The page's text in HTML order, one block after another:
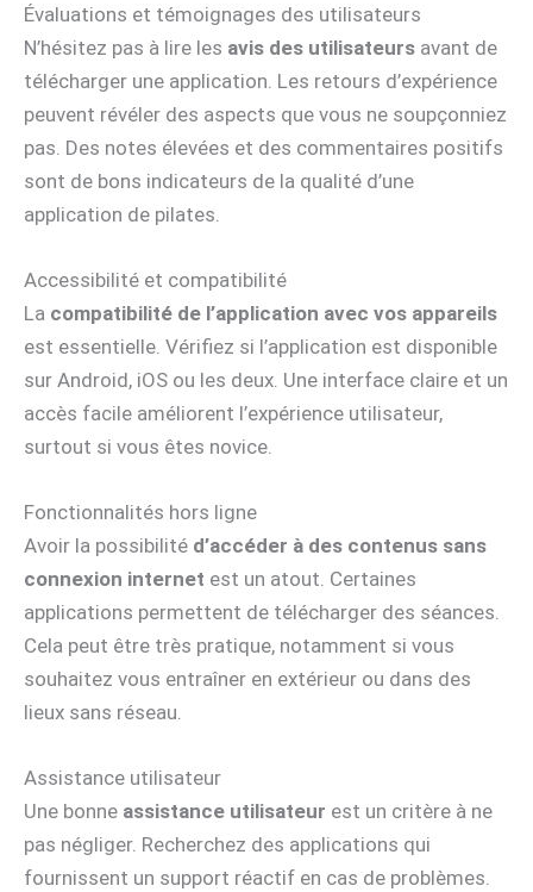
Évaluations et témoignages des utilisateurs
N’hésitez pas à lire les avis des utilisateurs avant de
télécharger une application. Les retours d’expérience
peuvent révéler des aspects que vous ne soupçonniez
pas. Des notes élevées et des commentaires positifs
sont de bons indicateurs de la qualité d’une
application de pilates.
Accessibilité et compatibilité
La compatibilité de l’application avec vos appareils
est essentielle. Vérifiez si l’application est disponible
sur Android, iOS ou les deux. Une interface claire et un
accès facile améliorent l’expérience utilisateur,
surtout si vous êtes novice.
Fonctionnalités hors ligne
Avoir la possibilité d’accéder à des contenus sans
connexion internet est un atout. Certaines
applications permettent de télécharger des séances.
Cela peut être très pratique, notamment si vous
souhaitez vous entraîner en extérieur ou dans des
lieux sans réseau.
Assistance utilisateur
Une bonne assistance utilisateur est un critère à ne
pas négliger. Recherchez des applications qui
fournissent un support réactif en cas de problèmes.